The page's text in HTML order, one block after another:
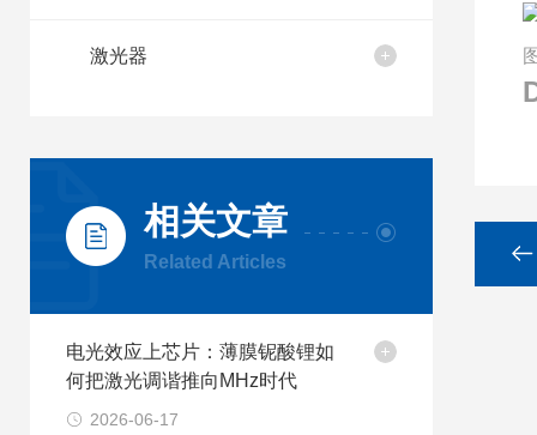
激光器
相关文章
Related Articles
电光效应上芯片：薄膜铌酸锂如
何把激光调谐推向MHz时代
2026-06-17